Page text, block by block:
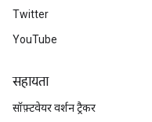
Twitter
YouTube
सहायता
सॉफ़्टवेयर वर्शन ट्रैकर